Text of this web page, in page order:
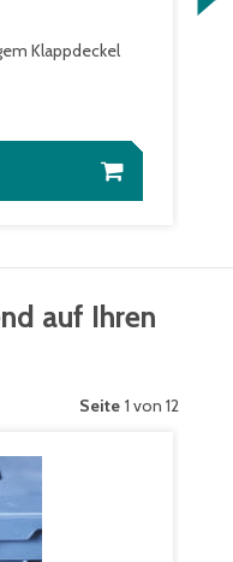
Klappdeckel
auf Ihren
Seite 1 von 12